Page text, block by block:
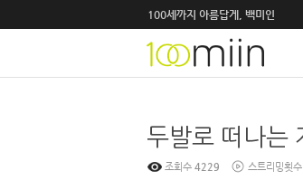
100세까지 아름답게, 백미인
조회수 4229 스트리밍횟수